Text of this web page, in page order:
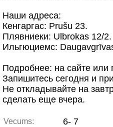
Наши адреса:
Кенгаргас: Prušu 23.
Плявниеки: Ulbrokas 12/2.
Ильгюциемс:
Подробнее: на сайте или
Запишитесь сегодня и
Не откладывайте на
сделать еще вчера.
Vecums: 6- 7